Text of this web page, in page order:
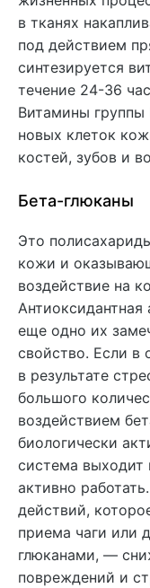
в тканях
под действием
синтезируется
течение 24-36
Витамины группы
новых клеток
костей, зубов и
Бета-глюканы
Это
кожи и
воздействие на
еще одно их
свойство. Если в
в результате
большого
воздействием
биологически
система выходит
активно
действий,
приема чаги или
глюканами, —
повреждений и